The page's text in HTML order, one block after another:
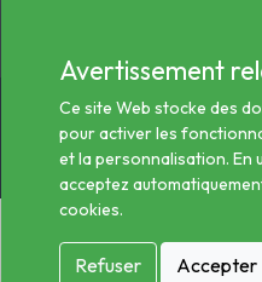
© 2026 - Tous droits
Générale
Avertissement
Ce site Web stocke des
pour activer les
et la personnalisation. En
acceptez
cookies.
Refuser Accepter